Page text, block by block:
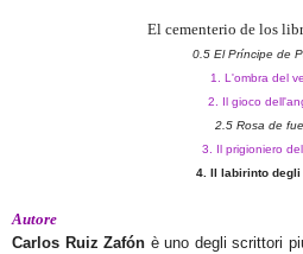
El cementerio de los
0.5 El Príncipe de
1. L'ombra del
2. Il gioco
2.5 Rosa de
3. Il prigioniero
4. Il labirinto
Autore
Carlos Ruiz Zafón è uno degli scrittori